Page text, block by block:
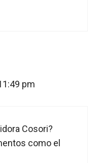
pm
Cosori?
como el